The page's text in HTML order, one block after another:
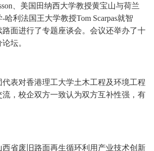
、美国田纳西大学教授黄宝山与荷兰
利法国王大学教授Tom Scarpas就智
面进行了专题座谈会。会议还举办了十
坛。
表对香港理工大学土木工程及环境工程
，校企双方一致认为双方互补性强，有
省废旧路面再生循环利用产业技术创新